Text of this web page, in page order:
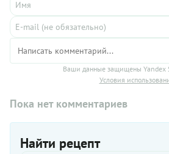
была в
восторге!
Такого
она еще
видела!
Всем
понравилось,
неприторно,
сочетание!
Ваши данные защищены Yandex
Условия
Пока нет комментариев
Найти рецепт